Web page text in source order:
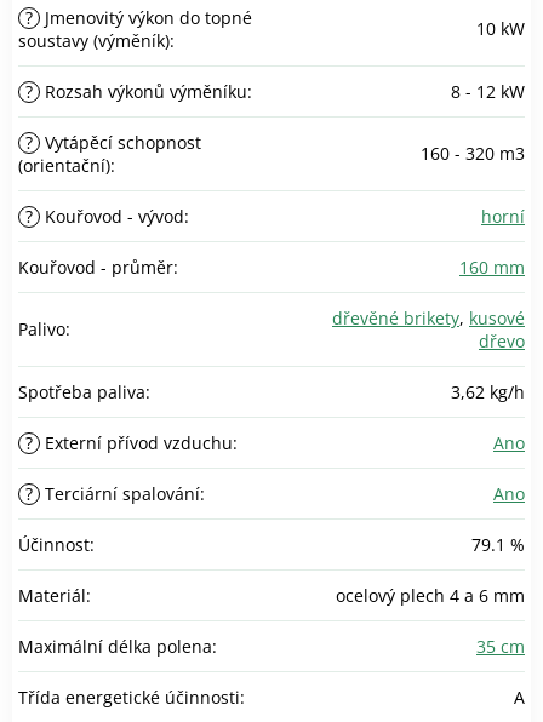
? Jmenovitý výkon do topné
soustavy (výměník):
10 kW
? Rozsah výkonů výměníku: 8 - 12 kW
? Vytápěcí schopnost
(orientační):
160 - 320 m3
? Kouřovod - vývod: horní
Kouřovod - průměr: 160 mm
Palivo: dřevěné brikety, kusové
dřevo
Spotřeba paliva: 3,62 kg/h
? Externí přívod vzduchu: Ano
? Terciární spalování: Ano
Účinnost: 79.1 %
Materiál: ocelový plech 4 a 6 mm
Maximální délka polena: 35 cm
Třída energetické účinnosti: A